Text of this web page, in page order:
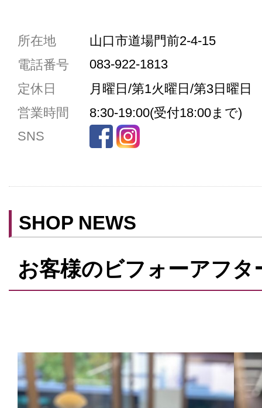
共通駐車券加盟店
駐車場5台まで
共用トイレ
女性用トイレ
禁煙
予約可
所在地
山口市道場門前2-4-15
電話番号
083-922-1813
定休日
月曜日/第1火曜日/第3日曜日
営業時間
8:30-19:00(受付18:00まで)
SNS
SHOP NEWS
お客様のビフォーアフタ